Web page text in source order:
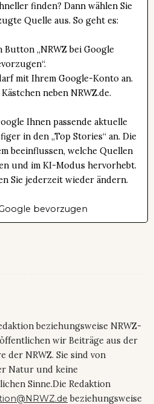
finden? Dann wählen Sie
Quelle aus. So geht es:
Button „NRWZ bei Google
mit Ihrem Google-Konto an.
neben NRWZ.de.
Ihnen passende aktuelle
in den „Top Stories“ an. Die
beeinflussen, welche Quellen
und im KI-Modus hervorhebt.
Sie jederzeit wieder ändern.
bevorzugen
beziehungsweise NRWZ-
wir Beiträge aus der
der NRWZ. Sie sind von
Natur und keine
Sinne.Die Redaktion
beziehungsweise